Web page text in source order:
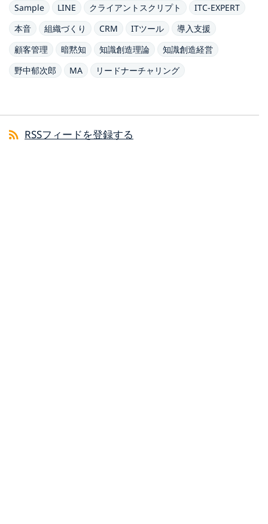
Sample LINE クライアントスクリプト
ITC-EXPERT
本音
組織づくり CRM ITツール
導入支援
顧客管理
暗黙知 知識創造理論
知識創造経営
野中郁次郎
MA リードナーチャリング
RSSフィードを登録する